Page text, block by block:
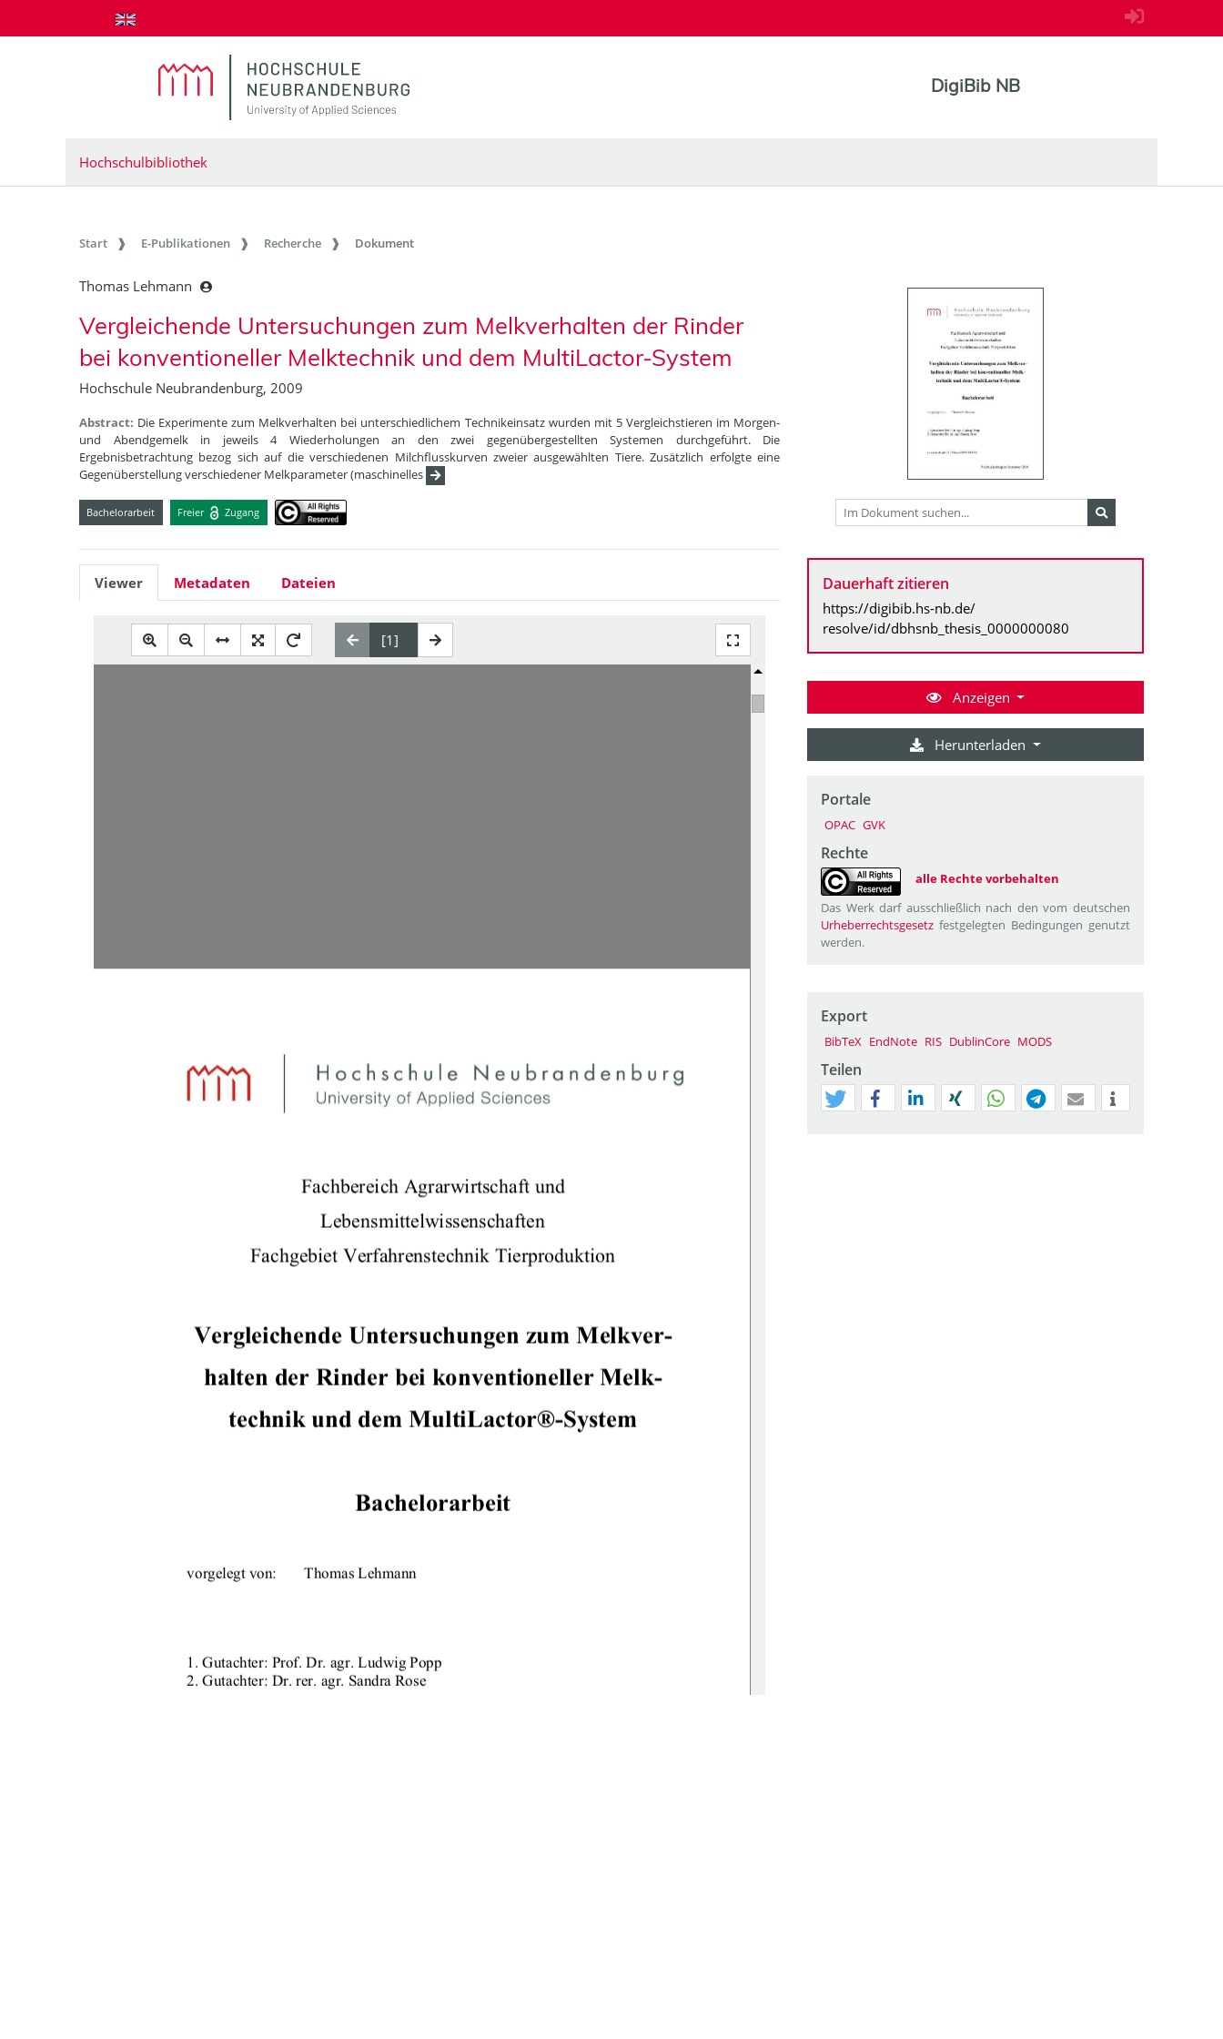
zum Inhalt springen
DigiBib NB
Hochschulbibliothek
Start E-Publikationen Recherche Dokument
Thomas Lehmann
Vergleichende Untersuchungen zum Melkverhalten der Rinder
bei konventioneller Melktechnik und dem MultiLactor-System
Hochschule Neubrandenburg, 2009
Abstract: Die Experimente zum Melkverhalten bei unterschiedlichem Technikeinsatz wurden mit 5 Vergleichstieren im Morgen-
und Abendgemelk in jeweils 4 Wiederholungen an den zwei gegenübergestellten Systemen durchgeführt. Die
Ergebnisbetrachtung bezog sich auf die verschiedenen Milchflusskurven zweier ausgewählten Tiere. Zusätzlich erfolgte eine
Gegenüberstellung verschiedener Melkparameter (maschinelles
Bachelorarbeit Freier Zugang
Viewer Metadaten Dateien
Fachbereich Agrarwirtschaft und
Lebensmittelwissenschaften
Fachgebiet Verfahrenstechnik Tierproduktion
Vergleichende Untersuchungen zum Melkver-
halten der Rinder bei konventioneller Melk-
technik und dem MultiLactor®-System
Bachelorarbeit
vorgelegt von: Thomas Lehmann
1. Gutachter: Prof. Dr. agr. Ludwig Popp
2. Gutachter: Dr. rer. agr. Sandra Rose
Dauerhaft zitieren
https://digibib.hs-nb.de/
resolve/id/dbhsnb_thesis_0000000080
Anzeigen
Herunterladen
Portale
OPAC GVK
Rechte
alle Rechte vorbehalten
Das Werk darf ausschließlich nach den vom deutschen
Urheberrechtsgesetz festgelegten Bedingungen genutzt
werden.
Export
BibTeX EndNote RIS DublinCore MODS
Teilen